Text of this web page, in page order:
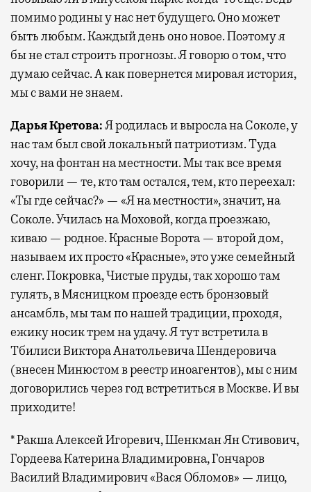
помимо родины у нас нет будущего. Оно может
быть любым. Каждый день оно новое. Поэтому я
бы не стал строить прогнозы. Я говорю о том, что
думаю сейчас. А как повернется мировая история,
мы с вами не знаем.
Дарья Кретова:Я родилась и выросла на Соколе, у
нас там был свой локальный патриотизм. Туда
хочу, на фонтан на местности. Мы так все время
говорили — те, кто там остался, тем, кто переехал:
«Ты где сейчас?» — «Я на местности», значит, на
Соколе. Училась на Моховой, когда проезжаю,
киваю — родное. Красные Ворота — второй дом,
называем их просто «Красные», это уже семейный
сленг. Покровка, Чистые пруды, так хорошо там
гулять, в Mясницком проезде есть бронзовый
ансамбль, мы там по нашей традиции, проходя,
ежику носик трем на удачу. Я тут встретила в
Тбилиси Виктора Анатольевича Шендеровича
(внесен Минюстом в реестр иноагентов), мы с ним
договорились через год встретиться в Москве. И вы
приходите!
* Ракша Алексей Игоревич, Шенкман Ян Стивович,
Гордеева Катерина Владимировна, Гончаров
Василий Владимирович «Вася Обломов» — лицо,